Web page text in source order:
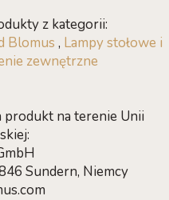
z kategorii:
Blomus , Lampy stołowe i
zewnętrzne
produkt na terenie Unii
Sundern, Niemcy